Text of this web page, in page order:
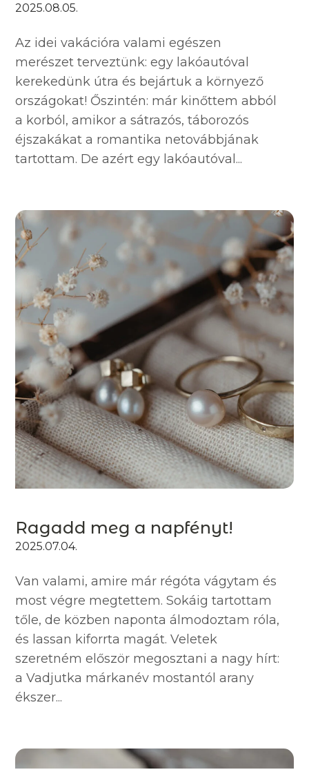
2025.08.05.
Az idei vakációra valami egészen
merészet terveztünk: egy lakóautóval
kerekedünk útra és bejártuk a környező
országokat! Őszintén: már kinőttem abból
a korból, amikor a sátrazós, táborozós
éjszakákat a romantika netovábbjának
tartottam. De azért egy lakóautóval...
Ragadd meg a napfényt!
2025.07.04.
Van valami, amire már régóta vágytam és
most végre megtettem. Sokáig tartottam
tőle, de közben naponta álmodoztam róla,
és lassan kiforrta magát. Veletek
szeretném először megosztani a nagy hírt:
a Vadjutka márkanév mostantól arany
ékszer...